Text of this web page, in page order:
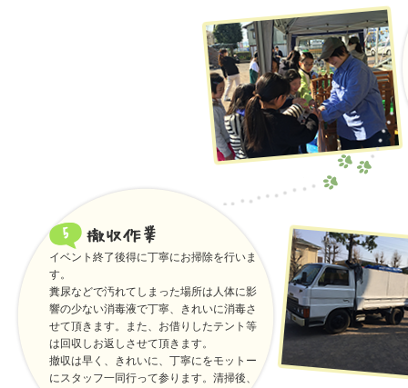
イベント終了後得に丁寧にお掃除を行いま
す。
糞尿などで汚れてしまった場所は人体に影
響の少ない消毒液で丁寧、きれいに消毒さ
せて頂きます。また、お借りしたテント等
は回収しお返しさせて頂きます。
撤収は早く、きれいに、丁寧にをモットー
にスタッフ一同行って参ります。清掃後、